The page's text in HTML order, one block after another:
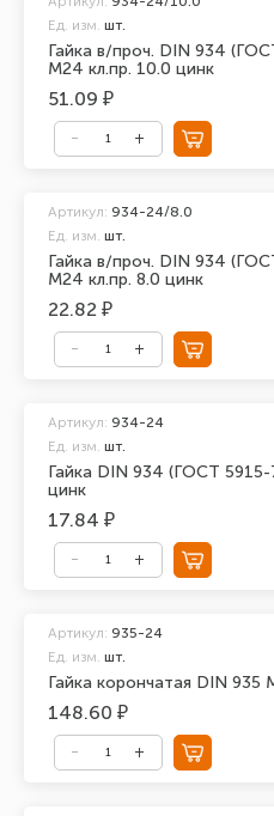
Гайка в/проч. DIN 934
М24 кл.пр. 10.0 цинк
Ед. изм. шт.
51.09 ₽
Гайка в/проч. DIN 934
М24 кл.пр. 8.0 цинк
Артикул: 934-24/8.0
Ед. изм. шт.
22.82 ₽
Гайка DIN 934 (ГОСТ
цинк
Артикул: 934-24
Ед. изм. шт.
17.84 ₽
Гайка корончатая DIN 935
Артикул: 935-24
Ед. изм. шт.
148.60 ₽